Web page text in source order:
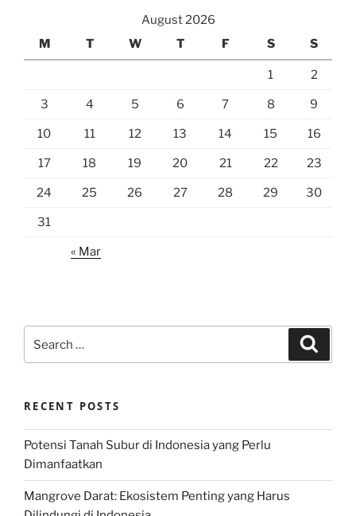
August 2026
M
T W T F S S
1 2
3 4 5 6 7 8 9
10 11 12 13 14 15 16
17 18 19 20 21 22 23
24 25 26 27 28 29 30
31
« Mar
for:
RECENT POSTS
Potensi Tanah Subur di Indonesia yang Perlu
Dimanfaatkan
Mangrove Darat: Ekosistem Penting yang Harus